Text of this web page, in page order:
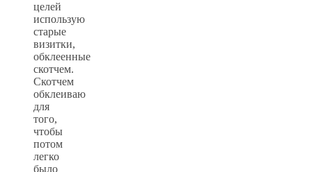
целей
использую
старые
визитки,
обклеенные
скотчем.
Скотчем
обклеиваю
для
того,
чтобы
потом
легко
было